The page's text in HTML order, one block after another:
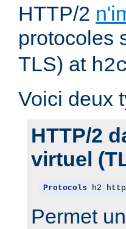
HTTP/2
protocoles
TLS) at h2c
Voici deux
HTTP/2
virtuel
Protocols h2 http
Permet